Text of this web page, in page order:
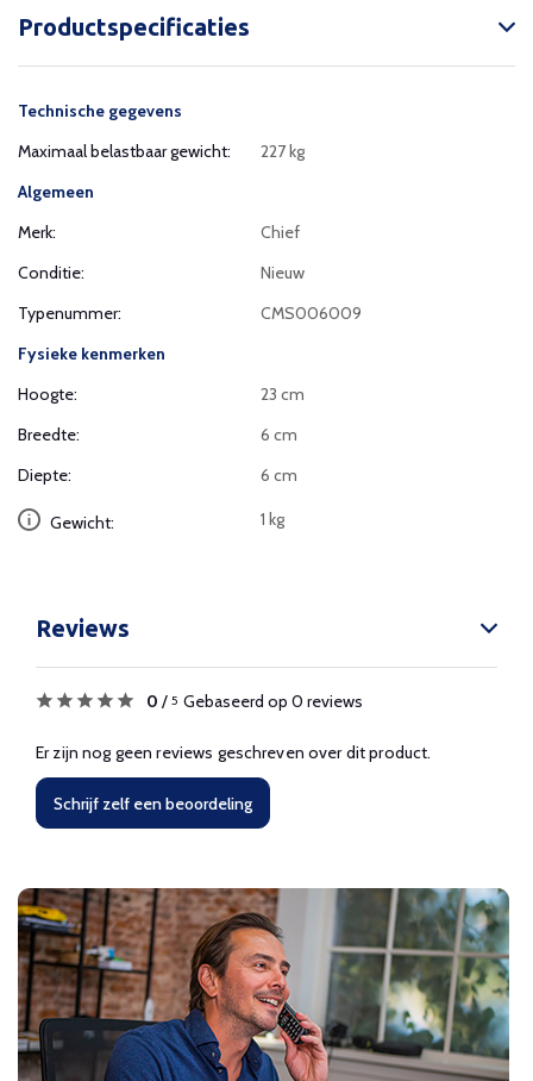
Productspecificaties
Technische gegevens
Maximaal belastbaar gewicht:
227 kg
Algemeen
Merk:
Chief
Conditie:
Nieuw
Typenummer:
CMS006009
Fysieke kenmerken
Hoogte:
23 cm
Breedte:
6 cm
Diepte:
6 cm
Gewicht: 1 kg
Reviews
0 / 5 Gebaseerd op 0 reviews
Er zijn nog geen reviews geschreven over dit product.
Schrijf zelf een beoordeling